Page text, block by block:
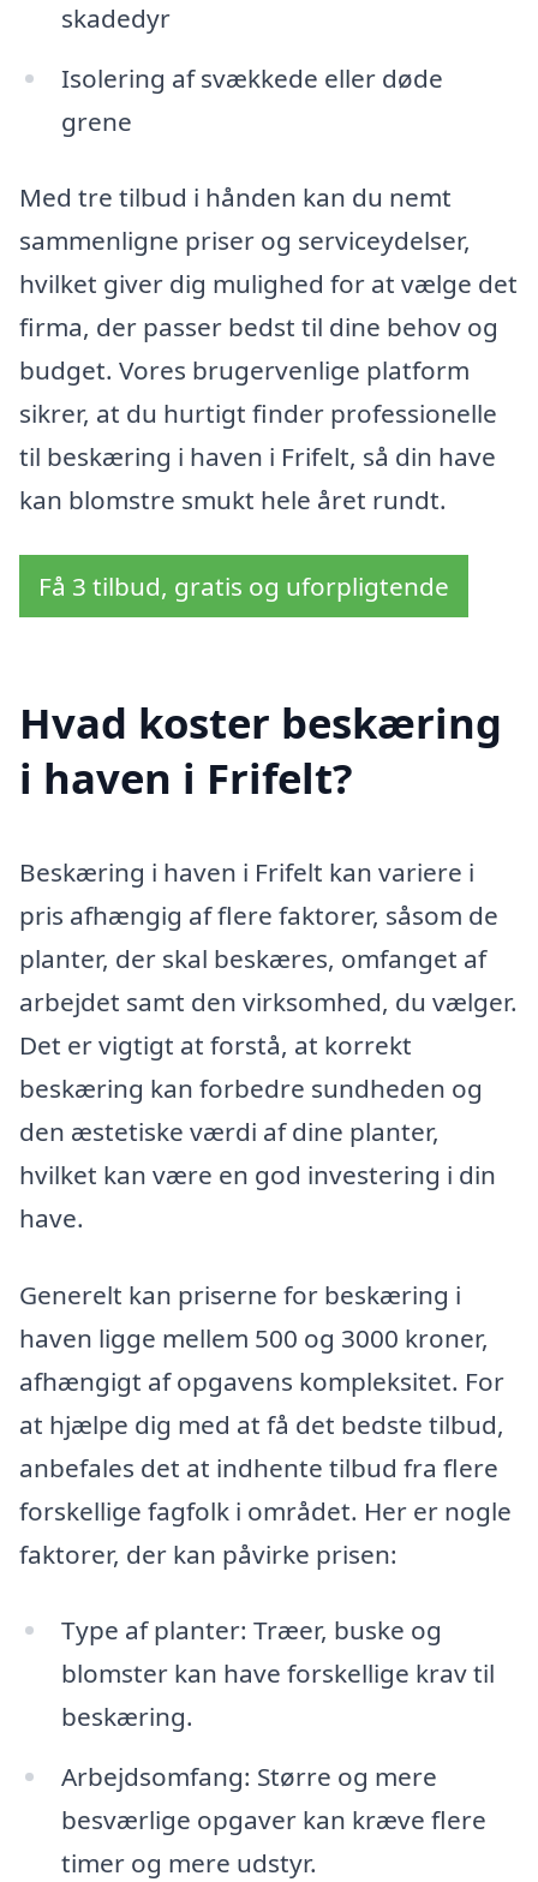
skadedyr
Isolering af svækkede eller døde
grene
Med tre tilbud i hånden kan du nemt
sammenligne priser og serviceydelser,
hvilket giver dig mulighed for at vælge det
firma, der passer bedst til dine behov og
budget. Vores brugervenlige platform
sikrer, at du hurtigt finder professionelle
til beskæring i haven i Frifelt, så din have
kan blomstre smukt hele året rundt.
Få 3 tilbud, gratis og uforpligtende
Hvad koster beskæring
i haven i Frifelt?
Beskæring i haven i Frifelt kan variere i
pris afhængig af flere faktorer, såsom de
planter, der skal beskæres, omfanget af
arbejdet samt den virksomhed, du vælger.
Det er vigtigt at forstå, at korrekt
beskæring kan forbedre sundheden og
den æstetiske værdi af dine planter,
hvilket kan være en god investering i din
have.
Generelt kan priserne for beskæring i
haven ligge mellem 500 og 3000 kroner,
afhængigt af opgavens kompleksitet. For
at hjælpe dig med at få det bedste tilbud,
anbefales det at indhente tilbud fra flere
forskellige fagfolk i området. Her er nogle
faktorer, der kan påvirke prisen:
Type af planter: Træer, buske og
blomster kan have forskellige krav til
beskæring.
Arbejdsomfang: Større og mere
besværlige opgaver kan kræve flere
timer og mere udstyr.